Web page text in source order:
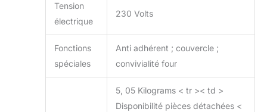
Tension
électrique
230 Volts
Fonctions
spéciales
Anti adhérent ; couvercle ;
convivialité four
5, 05 Kilograms < tr >< td >
Disponibilité pièces détachées <